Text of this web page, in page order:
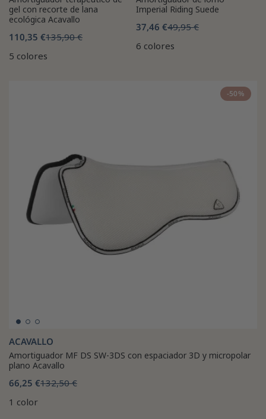
gel con recorte de lana
ecológica Acavallo
110,35 €135,90 €
5 colores
Imperial Riding Suede
37,46 €49,95 €
6 colores
-50%
ACAVALLO
Amortiguador MF DS SW-3DS con espaciador 3D y micropolar
plano Acavallo
66,25 €132,50 €
1 color